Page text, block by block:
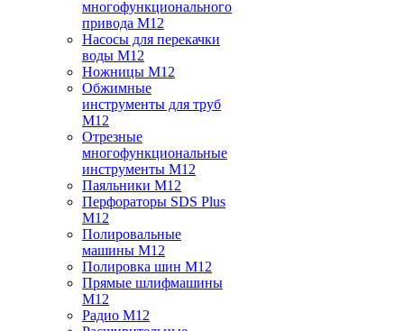
многофункционального
привода M12
Насосы для перекачки
воды M12
Ножницы M12
Обжимные
инструменты для труб
M12
Отрезные
многофункциональные
инструменты M12
Паяльники M12
Перфораторы SDS Plus
M12
Полировальные
машины M12
Полировка шин M12
Прямые шлифмашины
M12
Радио M12